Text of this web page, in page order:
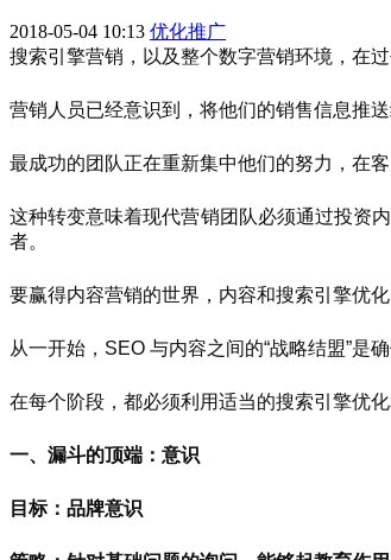
2018-05-04 10:13 优化推广
搜索引擎营销，以及整个数字营销环境，在
营销人员已经意识到，将他们的销售信息推
最成功的团队正在重新集中他们的努力，在
这种转变意味着现代营销团队必须通过投资
者。
要赢得内容营销的世界，内容和搜索引擎优
从一开始，SEO 与内容之间的“战略结盟”是
在每个阶段，都必须利用适当的搜索引擎优
一、漏斗的顶端：意识
目标：品牌意识